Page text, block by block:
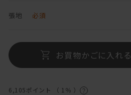
張地 必須
お買物かごに入れる
6,105ポイント （ 1％ ）